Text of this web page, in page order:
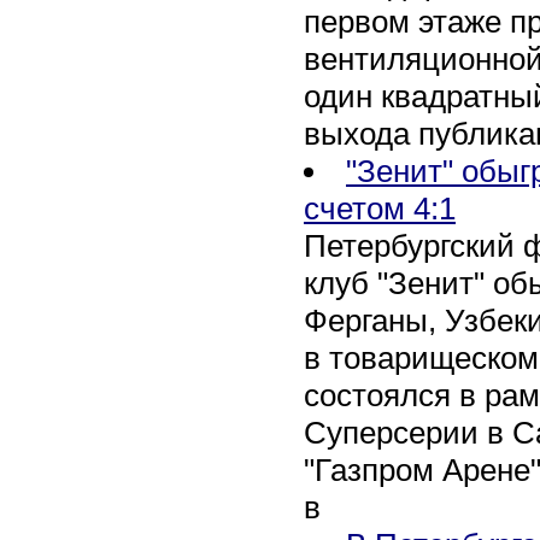
первом этаже
один
выхода
"Зенит"
счетом 4:1
Петербургский
клуб "Зенит"
Ферганы,
в
состоялся в
Суперсерии в
"Газпром
в